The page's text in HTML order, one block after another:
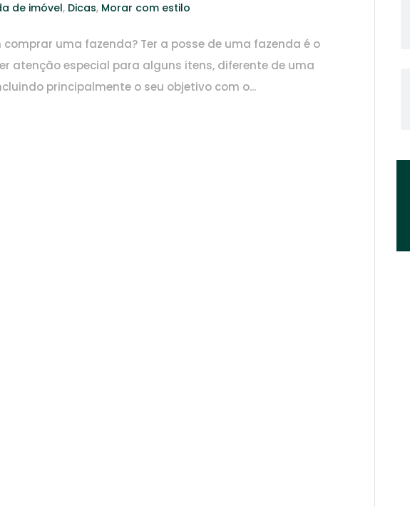
de imóvel, Dicas, Morar com estilo
uma fazenda? Ter a posse de uma fazenda é o
atenção especial para alguns itens, diferente de uma
principalmente o seu objetivo com o...